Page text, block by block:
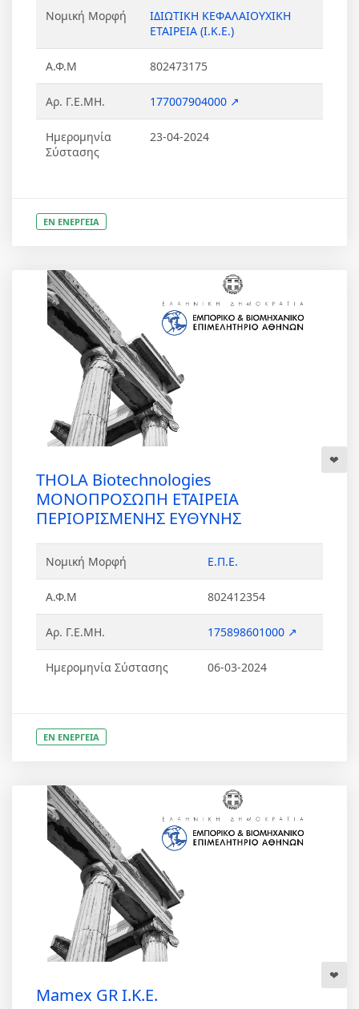
Νομική Μορφή
ΙΔΙΩΤΙΚΗ ΚΕΦΑΛΑΙΟΥΧΙΚΗ
ΕΤΑΙΡΕΙΑ (Ι.Κ.Ε.)
Α.Φ.Μ 802473175
Αρ. Γ.Ε.ΜΗ. 177007904000 ↗
Ημερομηνία
Σύστασης
23-04-2024
ΕΝ ΕΝΕΡΓΕΙΑ
THOLA Biotechnologies
ΜΟΝΟΠΡΟΣΩΠΗ ΕΤΑΙΡΕΙΑ
ΠΕΡΙΟΡΙΣΜΕΝΗΣ ΕΥΘΥΝΗΣ
Νομική Μορφή Ε.Π.Ε.
Α.Φ.Μ 802412354
Αρ. Γ.Ε.ΜΗ. 175898601000 ↗
Ημερομηνία Σύστασης 06-03-2024
ΕΝ ΕΝΕΡΓΕΙΑ
Mamex GR Ι.Κ.Ε.